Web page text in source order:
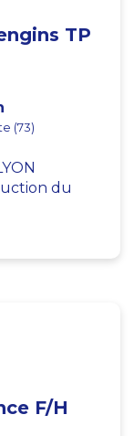
TP
(73)
du
F/H